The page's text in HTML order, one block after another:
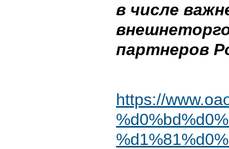
в числе
партнеров
https://